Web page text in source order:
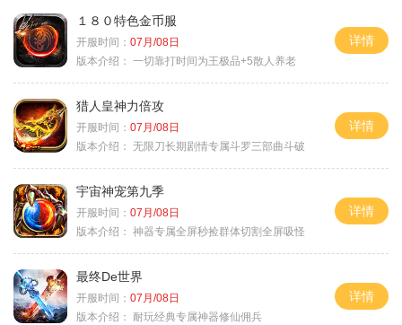
１８０特色金币服
开服时间： 07月/08日
版本介绍： 一切靠打时间为王极品+5散人养老
详情
猎人皇神力倍攻
开服时间： 07月/08日
版本介绍： 无限刀长期剧情专属斗罗三部曲斗破
详情
宇宙神宠第九季
开服时间： 07月/08日
版本介绍： 神器专属全屏秒捡群体切割全屏吸怪
详情
最终De世界
开服时间： 07月/08日
版本介绍： 耐玩经典专属神器修仙佣兵
详情